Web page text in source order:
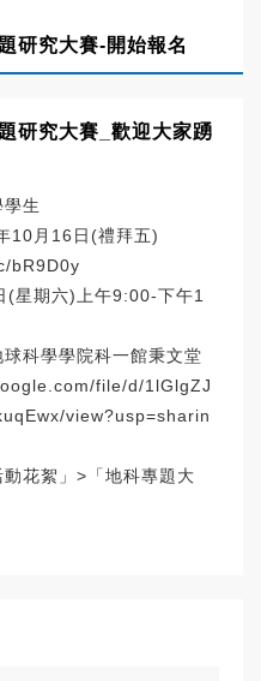
研究大賽-開始報名
研究大賽_歡迎大家踴
生
10月16日(禮拜五)
bR9D0y
星期六)上午9:00-下午1
科學學院科一館秉文堂
file/d/1lGlgZJ
view?usp=sharin
花絮」>「地科專題大